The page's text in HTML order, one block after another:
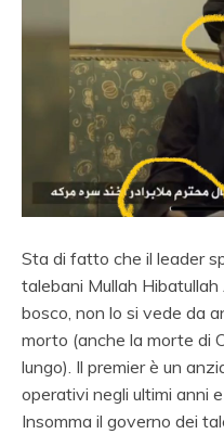
Sta di fatto che il leader
talebani Mullah
bosco, non lo si vede da
morto (anche la morte di
lungo). Il premier è un
operativi negli ultimi anni
Insomma il governo dei